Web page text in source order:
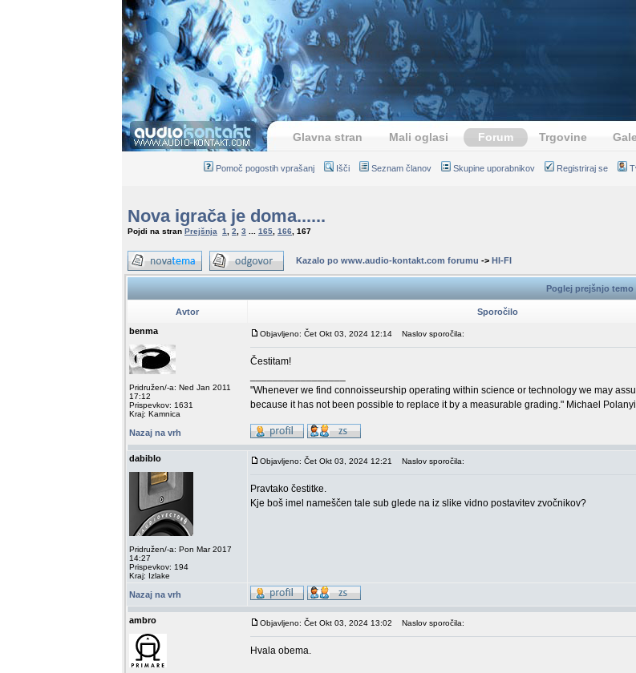
Glavna stran Mali oglasi Forum Trgovine
Pomoč pogostih vprašanj Išči Seznam članov Skupine uporabnikov Registriraj se
Nova igrača je doma......
Pojdi na stran Prejšnja 1 2 3 165 166 167
Kazalo po www.audio-kontakt.com forumu -> HI-FI
Poglej prejšnjo temo
Avtor
Sporočilo
benma
Pridružen/-a: Ned Jan 2011
17:12
Prispevkov: 1631
Kraj: Kamnica
Objavljeno: Čet Okt 03, 2024 12:14 Naslov sporočila:
Čestitam!
"Whenever we find connoisseurship operating within science or technology we may
because it has not been possible to replace it by a measurable grading." Michael Polanyi
Nazaj na vrh
dabiblo
Pridružen/-a: Pon Mar 2017
14:27
Prispevkov: 194
Kraj: Izlake
Objavljeno: Čet Okt 03, 2024 12:21 Naslov sporočila:
Pravtako čestitke.
Kje boš imel nameščen tale sub glede na iz slike vidno postavitev zvočnikov?
Nazaj na vrh
ambro Objavljeno: Čet Okt 03, 2024 13:02 Naslov sporočila:
Hvala obema.